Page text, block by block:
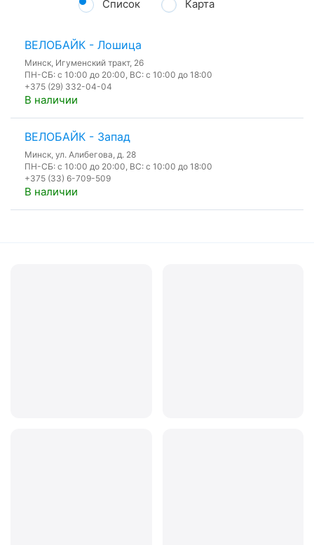
Список Карта
ВЕЛОБАЙК - Лошица
Минск, Игуменский тракт, 26
ПН-СБ: с 10:00 до 20:00, ВС: с 10:00 до 18:00
+375 (29) 332-04-04
В наличии
ВЕЛОБАЙК - Запад
Минск, ул. Алибегова, д. 28
ПН-СБ: с 10:00 до 20:00, ВС: с 10:00 до 18:00
+375 (33) 6-709-509
В наличии